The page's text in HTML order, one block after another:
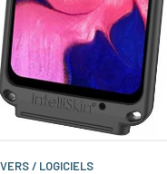
/ LOGICIELS